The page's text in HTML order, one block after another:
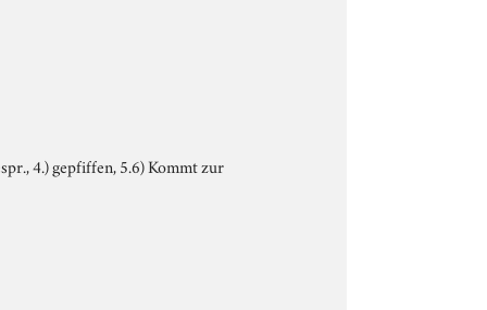
4.) gepfiffen, 5.6) Kommt zur